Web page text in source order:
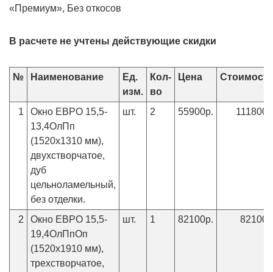
«Премиум», Без откосов
В расчете не учтены действующие скидки
№ Наименование
Ед.
изм.
Кол-
во
Цена
1
Окно ЕВРО 15,5-
13,4ОлПп
(1520х1310 мм),
двухстворчатое,
дуб
цельноламельный,
без отделки.
шт. 2 55900р.
2
Окно ЕВРО 15,5-
19,4ОлПпОп
(1520х1910 мм),
трехстворчатое,
шт. 1 82100р.